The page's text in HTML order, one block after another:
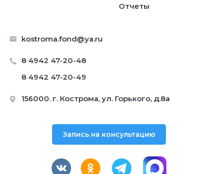
kostroma.fond@ya.ru
8 4942 47-20-48
8 4942 47-20-49
156000. г. Кострома, ул. Горького, д.8а
Отчеты
Запись на консультацию